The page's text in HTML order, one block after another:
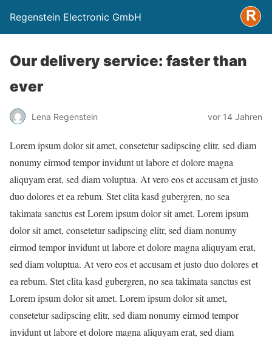
Regenstein Electronic GmbH
Our delivery service: faster than
ever
Lena Regenstein vor 14 Jahren
Lorem ipsum dolor sit amet, consetetur sadipscing elitr, sed diam
nonumy eirmod tempor invidunt ut labore et dolore magna
aliquyam erat, sed diam voluptua. At vero eos et accusam et justo
duo dolores et ea rebum. Stet clita kasd gubergren, no sea
takimata sanctus est Lorem ipsum dolor sit amet. Lorem ipsum
dolor sit amet, consetetur sadipscing elitr, sed diam nonumy
eirmod tempor invidunt ut labore et dolore magna aliquyam erat,
sed diam voluptua. At vero eos et accusam et justo duo dolores et
ea rebum. Stet clita kasd gubergren, no sea takimata sanctus est
Lorem ipsum dolor sit amet. Lorem ipsum dolor sit amet,
consetetur sadipscing elitr, sed diam nonumy eirmod tempor
invidunt ut labore et dolore magna aliquyam erat, sed diam